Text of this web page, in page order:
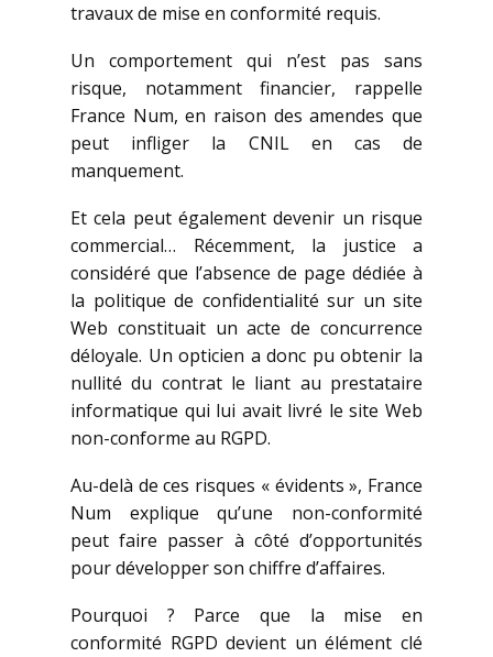
travaux de mise en conformité requis.
Un comportement qui n’est pas sans
risque, notamment financier, rappelle
France Num, en raison des amendes que
peut infliger la CNIL en cas de
manquement.
Et cela peut également devenir un risque
commercial… Récemment, la justice a
considéré que l’absence de page dédiée à
la politique de confidentialité sur un site
Web constituait un acte de concurrence
déloyale. Un opticien a donc pu obtenir la
nullité du contrat le liant au prestataire
informatique qui lui avait livré le site Web
non-conforme au RGPD.
Au-delà de ces risques « évidents », France
Num explique qu’une non-conformité
peut faire passer à côté d’opportunités
pour développer son chiffre d’affaires.
Pourquoi ? Parce que la mise en
conformité RGPD devient un élément clé